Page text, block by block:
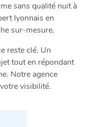
sans qualité nuit à
lyonnais en
sur-mesure.
reste clé. Un
tout en répondant
Notre agence
visibilité.